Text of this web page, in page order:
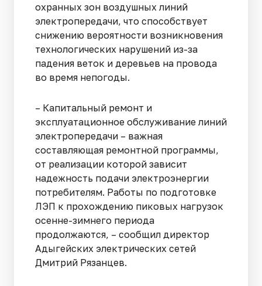
охранных зон воздушных линий
электропередачи, что способствует
снижению вероятности возникновения
технологических нарушений из-за
падения веток и деревьев на провода
во время непогоды.
– Капитальный ремонт и
эксплуатационное обслуживание линий
электропередачи – важная
составляющая ремонтной программы,
от реализации которой зависит
надежность подачи электроэнергии
потребителям. Работы по подготовке
ЛЭП к прохождению пиковых нагрузок
осенне-зимнего периода
продолжаются, – сообщил директор
Адыгейских электрических сетей
Дмитрий Рязанцев.